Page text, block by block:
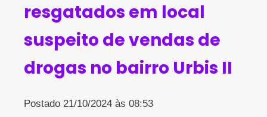
resgatados em local
suspeito de vendas de
drogas no bairro Urbis II
Postado 21/10/2024 às 08:53